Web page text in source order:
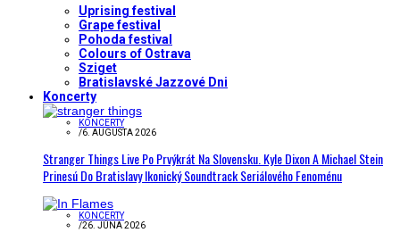
Uprising festival
Grape festival
Pohoda festival
Colours of Ostrava
Sziget
Bratislavské Jazzové Dni
Koncerty
KONCERTY
/6. AUGUSTA 2026
Stranger Things Live Po Prvýkrát Na Slovensku. Kyle Dixon A Michael Stein
Prinesú Do Bratislavy Ikonický Soundtrack Seriálového Fenoménu
KONCERTY
/26. JÚNA 2026